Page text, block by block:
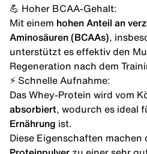
💪 Hoher BCAA-Gehalt:
Mit einem hohen Anteil an
Aminosäuren (BCAAs) ,
unterstützt es effektiv den
Regeneration nach dem
⚡ Schnelle Aufnahme:
Das Whey-Protein wird vom
absorbiert , wodurch es ideal
Ernährung ist.
Diese Eigenschaften machen